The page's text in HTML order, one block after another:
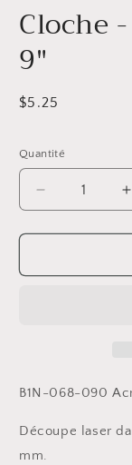
une
fenêtre
Cloche
9"
Prix
$5.25
Quantité
Réduire
la
quantité
Cloche
B1N-068-090
Découpe laser
mm.